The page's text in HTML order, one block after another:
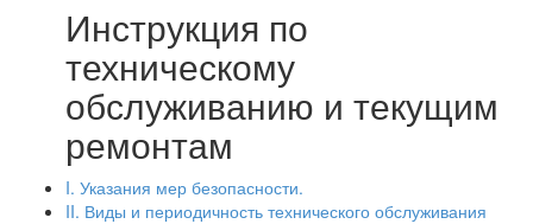
Инструкция по
техническому
обслуживанию и текущим
ремонтам
I. Указания мер безопасности.
II. Виды и периодичность технического обслуживания